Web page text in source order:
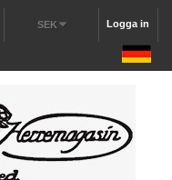
Logga in
SEK